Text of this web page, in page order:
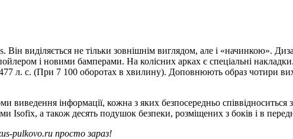
виділяється не тільки зовнішнім виглядом, але і «начинкою».
і новими бамперами. На колісних арках є спеціальні
л. с. (При 7 100 оборотах в хвилину). Доповнюють образ чотири
виведення інформації, кожна з яких безпосередньо
Isofix, а також десять подушок безпеки, розміщених з боків і в
pulkovo.ru просто зараз!